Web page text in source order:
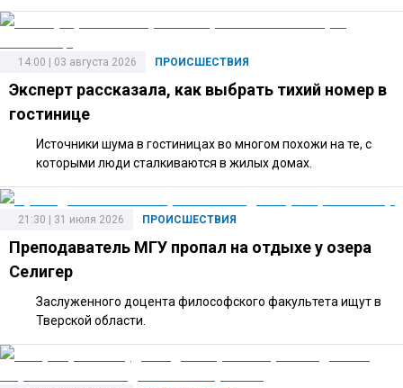
ПРОИСШЕСТВИЯ
14:00 | 03 августа 2026
Эксперт рассказала, как выбрать тихий номер в
гостинице
Источники шума в гостиницах во многом похожи на те, с
которыми люди сталкиваются в жилых домах.
ПРОИСШЕСТВИЯ
21:30 | 31 июля 2026
Преподаватель МГУ пропал на отдыхе у озера
Селигер
Заслуженного доцента философского факультета ищут в
Тверской области.